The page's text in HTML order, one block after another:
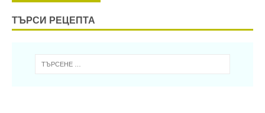
ТЪРСИ РЕЦЕПТА